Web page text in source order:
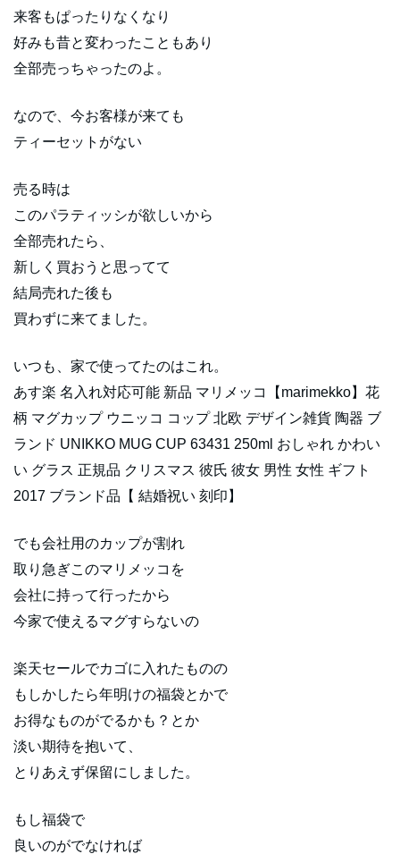
来客もぱったりなくなり
好みも昔と変わったこともあり
全部売っちゃったのよ。
なので、今お客様が来ても
ティーセットがない
売る時は
このパラティッシが欲しいから
全部売れたら、
新しく買おうと思ってて
結局売れた後も
買わずに来てました。
いつも、家で使ってたのはこれ。
あす楽 名入れ対応可能 新品 マリメッコ【marimekko】花
柄 マグカップ ウニッコ コップ 北欧 デザイン雑貨 陶器 ブ
ランド UNIKKO MUG CUP 63431 250ml おしゃれ かわい
い グラス 正規品 クリスマス 彼氏 彼女 男性 女性 ギフト
2017 ブランド品【 結婚祝い 刻印】
でも会社用のカップが割れ
取り急ぎこのマリメッコを
会社に持って行ったから
今家で使えるマグすらないの
楽天セールでカゴに入れたものの
もしかしたら年明けの福袋とかで
お得なものがでるかも？とか
淡い期待を抱いて、
とりあえず保留にしました。
もし福袋で
良いのがでなければ